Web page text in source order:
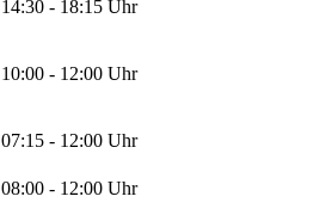
14:30 - 18:15 Uhr
10:00 - 12:00 Uhr
07:15 - 12:00 Uhr
08:00 - 12:00 Uhr